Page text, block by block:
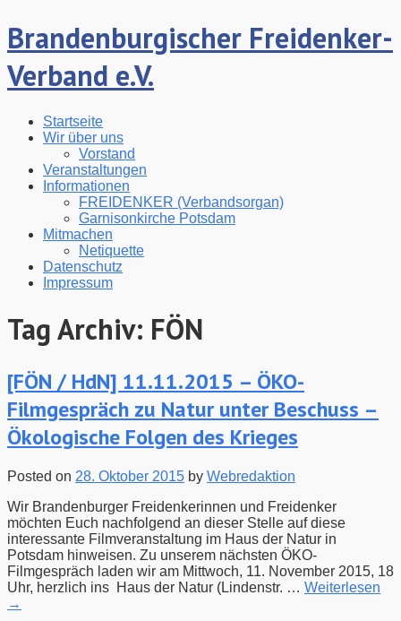
Brandenburgischer Freidenker-
Verband e.V.
Startseite
Wir über uns
Vorstand
Veranstaltungen
Informationen
FREIDENKER (Verbandsorgan)
Garnisonkirche Potsdam
Mitmachen
Netiquette
Datenschutz
Impressum
Tag Archiv: FÖN
[FÖN / HdN] 11.11.2015 – ÖKO-
Filmgespräch zu Natur unter Beschuss –
Ökologische Folgen des Krieges
Posted on 28. Oktober 2015 by Webredaktion
Wir Brandenburger Freidenkerinnen und Freidenker
möchten Euch nachfolgend an dieser Stelle auf diese
interessante Filmveranstaltung im Haus der Natur in
Potsdam hinweisen. Zu unserem nächsten ÖKO-
Filmgespräch laden wir am Mittwoch, 11. November 2015, 18
Uhr, herzlich ins Haus der Natur (Lindenstr. … Weiterlesen
→